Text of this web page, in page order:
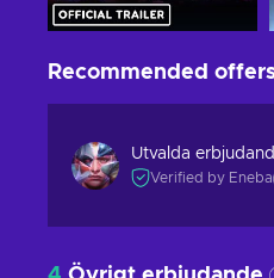
Recommended
Utvalda
Verified by Eneba